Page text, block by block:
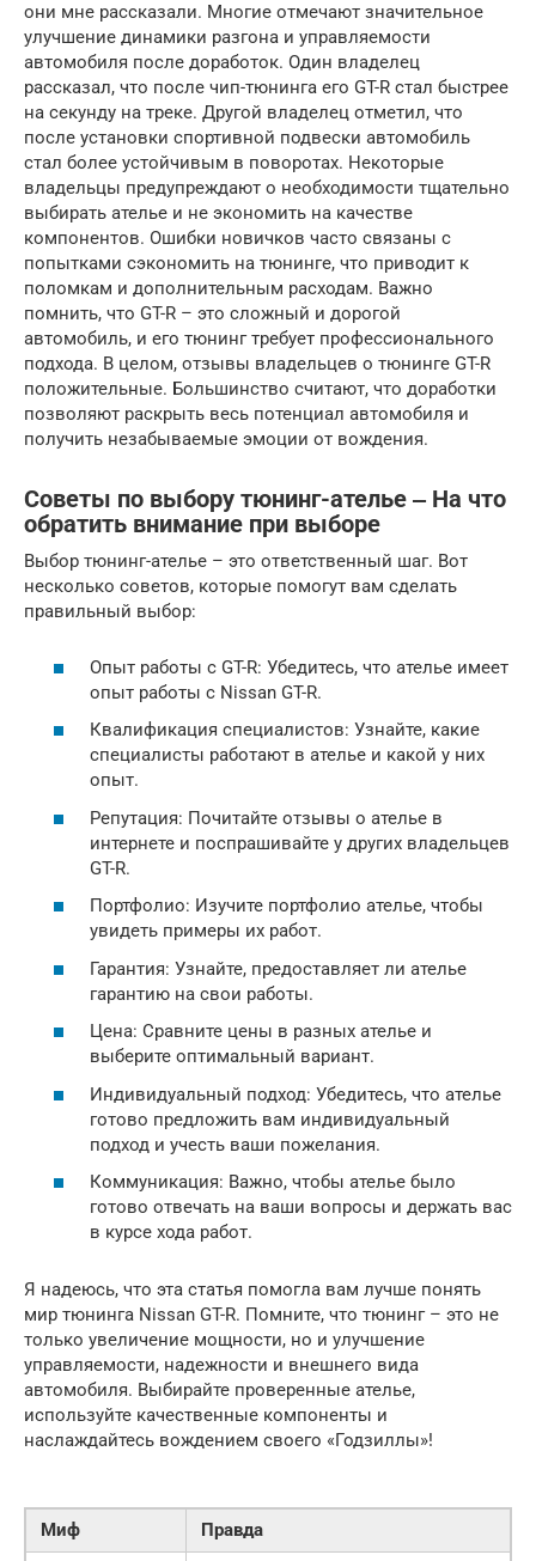
они мне рассказали. Многие отмечают значительное
улучшение динамики разгона и управляемости
автомобиля после доработок. Один владелец
рассказал, что после чип-тюнинга его GT-R стал быстрее
на секунду на треке. Другой владелец отметил, что
после установки спортивной подвески автомобиль
стал более устойчивым в поворотах. Некоторые
владельцы предупреждают о необходимости тщательно
выбирать ателье и не экономить на качестве
компонентов. Ошибки новичков часто связаны с
попытками сэкономить на тюнинге, что приводит к
поломкам и дополнительным расходам. Важно
помнить, что GT-R – это сложный и дорогой
автомобиль, и его тюнинг требует профессионального
подхода. В целом, отзывы владельцев о тюнинге GT-R
положительные. Большинство считают, что доработки
позволяют раскрыть весь потенциал автомобиля и
получить незабываемые эмоции от вождения.
Советы по выбору тюнинг-ателье ‒ На что
обратить внимание при выборе
Выбор тюнинг-ателье – это ответственный шаг. Вот
несколько советов, которые помогут вам сделать
правильный выбор:
Опыт работы с GT-R: Убедитесь, что ателье имеет
опыт работы с Nissan GT-R.
Квалификация специалистов: Узнайте, какие
специалисты работают в ателье и какой у них
опыт.
Репутация: Почитайте отзывы о ателье в
интернете и поспрашивайте у других владельцев
GT-R.
Портфолио: Изучите портфолио ателье, чтобы
увидеть примеры их работ.
Гарантия: Узнайте, предоставляет ли ателье
гарантию на свои работы.
Цена: Сравните цены в разных ателье и
выберите оптимальный вариант.
Индивидуальный подход: Убедитесь, что ателье
готово предложить вам индивидуальный
подход и учесть ваши пожелания.
Коммуникация: Важно, чтобы ателье было
готово отвечать на ваши вопросы и держать вас
в курсе хода работ.
Я надеюсь, что эта статья помогла вам лучше понять
мир тюнинга Nissan GT-R. Помните, что тюнинг – это не
только увеличение мощности, но и улучшение
управляемости, надежности и внешнего вида
автомобиля. Выбирайте проверенные ателье,
используйте качественные компоненты и
наслаждайтесь вождением своего «Годзиллы»!
Миф Правда